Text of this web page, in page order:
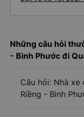
Những câu hỏi
- Bình Phước đi
Câu hỏi: Nhà xe
Riềng - Bình